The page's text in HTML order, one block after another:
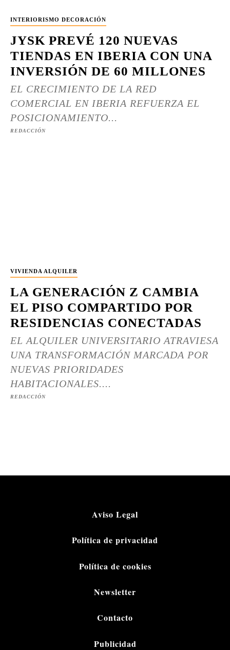
INTERIORISMO DECORACIÓN
JYSK PREVÉ 120 NUEVAS
TIENDAS EN IBERIA CON UNA
INVERSIÓN DE 60 MILLONES
EL CRECIMIENTO DE LA RED
COMERCIAL EN IBERIA REFUERZA EL
POSICIONAMIENTO...
REDACCIÓN
VIVIENDA ALQUILER
LA GENERACIÓN Z CAMBIA
EL PISO COMPARTIDO POR
RESIDENCIAS CONECTADAS
EL ALQUILER UNIVERSITARIO ATRAVIESA
UNA TRANSFORMACIÓN MARCADA POR
NUEVAS PRIORIDADES
HABITACIONALES....
REDACCIÓN
Aviso Legal
Política de privacidad
Política de cookies
Newsletter
Contacto
Publicidad